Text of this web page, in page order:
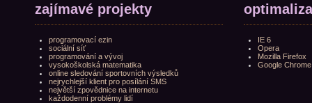
zajímavé projekty
programovací ezin
sociální síť
programování a vývoj
vysokoškolská matematika
online sledování sportovních výsledků
nejrychlejší klient pro posílání SMS
největší zpovědnice na internetu
každodenní problémy lidí
IE 6
Opera
Mozilla Firefox
Google Chrome